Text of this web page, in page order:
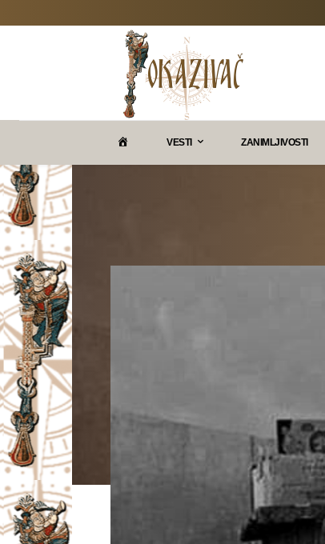
VESTI ZANIMLJIVOSTI